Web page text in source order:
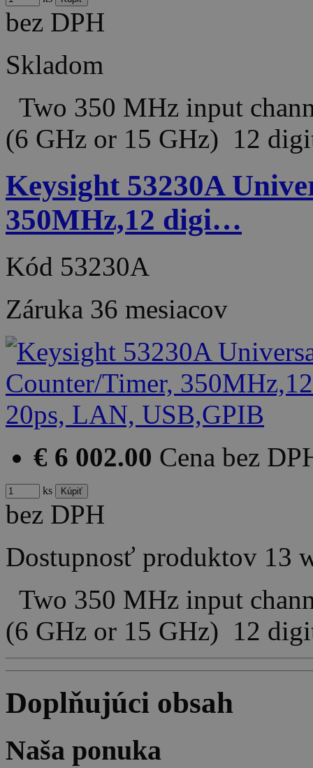
bez DPH
Skladom
Two 350 MHz input
(6 GHz or 15 GHz) 12
Keysight 53230A
350MHz,12 digi…
Kód 53230A
Záruka 36 mesiacov
€ 6 002.00 Cena bez
ks
bez DPH
Dostupnosť produktov 13
Two 350 MHz input
(6 GHz or 15 GHz) 12
Doplňujúci obsah
Naša ponuka